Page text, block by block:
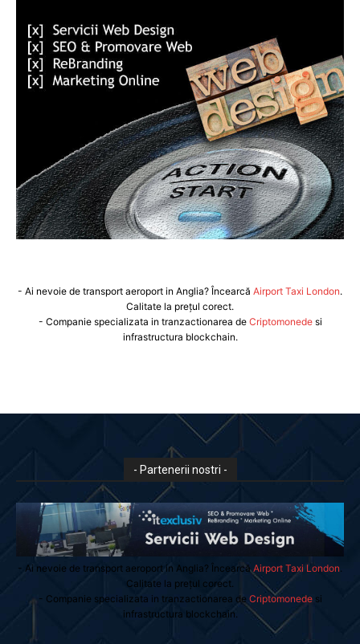
- Ai nevoie de transport aeroport in Anglia? Încearcă Airport Taxi London.
Calitate la prețul corect.
- Companie specializata in tranzactionarea de Criptomonedesi
infrastructura blockchain.
- Partenerii nostri -
- Ai nevoie de transport aeroport in Anglia? Încearcă Airport Taxi London
Calitate la prețul corect.
- Companie specializata in tranzactionarea de Criptomonedesi
infrastructura blockchain.